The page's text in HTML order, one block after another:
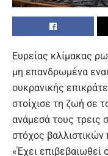
Ευρείας κλίμακας
μη επανδρωμένα
ουκρανικής
στοίχισε τη ζωή σε
ανάμεσά τους τρεις
στόχος
«Έχει